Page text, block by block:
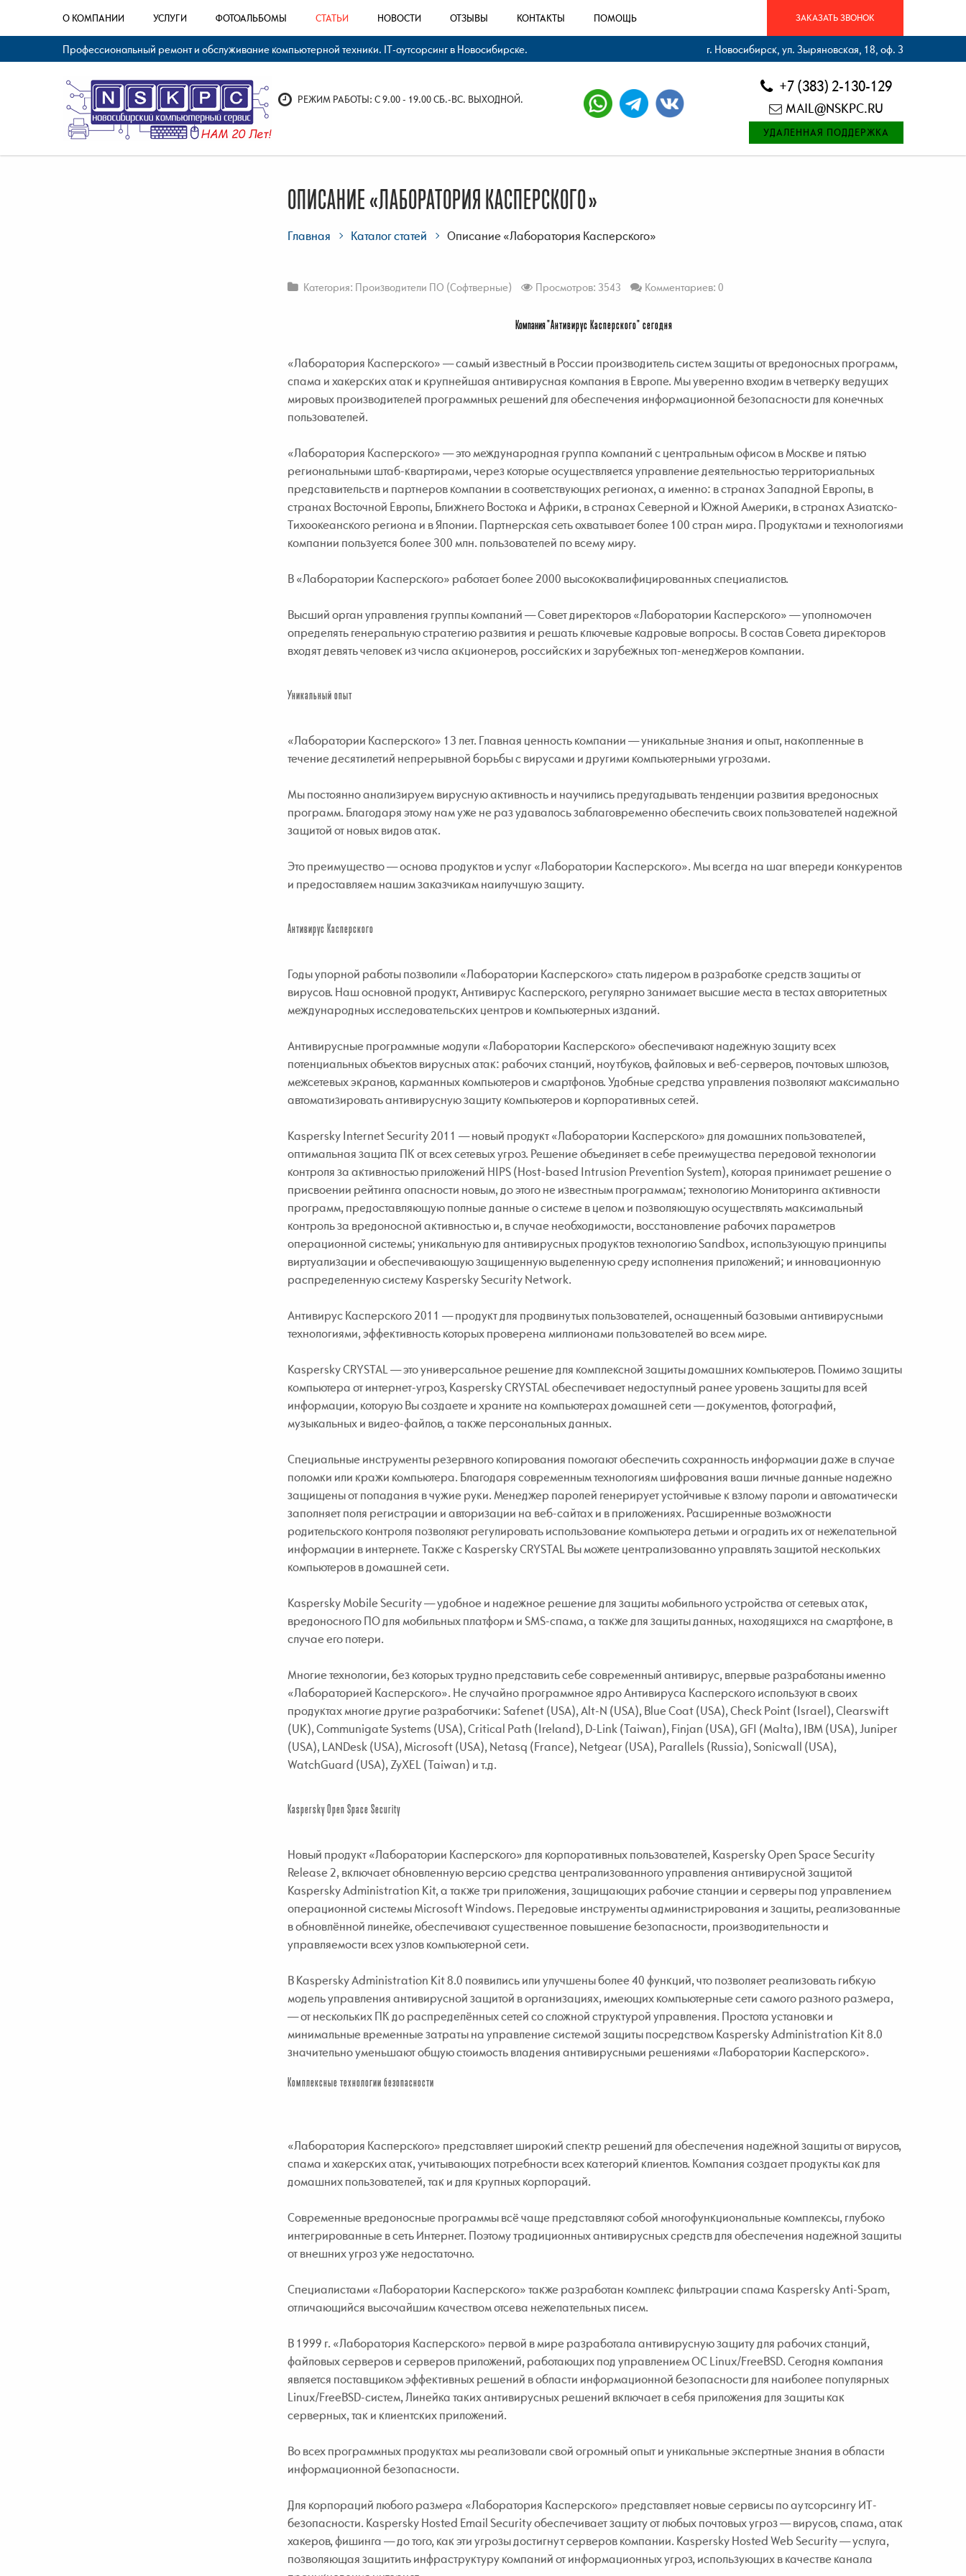
ЗАКАЗАТЬ ЗВОНОК
О КОМПАНИИ УСЛУГИ ФОТОАЛЬБОМЫ СТАТЬИ НОВОСТИ ОТЗЫВЫ КОНТАКТЫ ПОМОЩЬ
Профессиональный ремонт и обслуживание компьютерной техники. IT-аутсорсинг в Новосибирске. г. Новосибирск, ул. Зыряновская, 18, оф. 3
+7 (383) 2-130-129
MAIL@NSKPC.RU
УДАЛЕННАЯ ПОДДЕРЖКА
РЕЖИМ РАБОТЫ: С 9.00 - 19.00 СБ.-ВС. ВЫХОДНОЙ.
ОПИСАНИЕ «ЛАБОРАТОРИЯ КАСПЕРСКОГО»
Главная Каталог статей Описание «Лаборатория Касперского»
Категория: Производители ПО (Софтверные) Просмотров: 3543 Комментариев: 0
Компания"Антивирус Касперского" сегодня
«Лаборатория Касперского» — самый известный в России производитель систем защиты от вредоносных программ,
спама и хакерских атак и крупнейшая антивирусная компания в Европе. Мы уверенно входим в четверку ведущих
мировых производителей программных решений для обеспечения информационной безопасности для конечных
пользователей.
«Лаборатория Касперского» — это международная группа компаний с центральным офисом в Москве и пятью
региональными штаб-квартирами, через которые осуществляется управление деятельностью территориальных
представительств и партнеров компании в соответствующих регионах, а именно: в странах Западной Европы, в
странах Восточной Европы, Ближнего Востока и Африки, в странах Северной и Южной Америки, в странах Азиатско-
Тихоокеанского региона и в Японии. Партнерская сеть охватывает более 100 стран мира. Продуктами и технологиями
компании пользуется более 300 млн. пользователей по всему миру.
В «Лаборатории Касперского» работает более 2000 высококвалифицированных специалистов.
Высший орган управления группы компаний — Совет директоров «Лаборатории Касперского» — уполномочен
определять генеральную стратегию развития и решать ключевые кадровые вопросы. В состав Совета директоров
входят девять человек из числа акционеров, российских и зарубежных топ-менеджеров компании.
Уникальный опыт
«Лаборатории Касперского» 13 лет. Главная ценность компании — уникальные знания и опыт, накопленные в
течение десятилетий непрерывной борьбы с вирусами и другими компьютерными угрозами.
Мы постоянно анализируем вирусную активность и научились предугадывать тенденции развития вредоносных
программ. Благодаря этому нам уже не раз удавалось заблаговременно обеспечить своих пользователей надежной
защитой от новых видов атак.
Это преимущество — основа продуктов и услуг «Лаборатории Касперского». Мы всегда на шаг впереди конкурентов
и предоставляем нашим заказчикам наилучшую защиту.
Антивирус Касперского
Годы упорной работы позволили «Лаборатории Касперского» стать лидером в разработке средств защиты от
вирусов. Наш основной продукт, Антивирус Касперского, регулярно занимает высшие места в тестах авторитетных
международных исследовательских центров и компьютерных изданий.
Антивирусные программные модули «Лаборатории Касперского» обеспечивают надежную защиту всех
потенциальных объектов вирусных атак: рабочих станций, ноутбуков, файловых и веб-серверов, почтовых шлюзов,
межсетевых экранов, карманных компьютеров и смартфонов. Удобные средства управления позволяют максимально
автоматизировать антивирусную защиту компьютеров и корпоративных сетей.
Kaspersky Internet Security 2011 — новый продукт «Лаборатории Касперского» для домашних пользователей,
оптимальная защита ПК от всех сетевых угроз. Решение объединяет в себе преимущества передовой технологии
контроля за активностью приложений HIPS (Host-based Intrusion Prevention System), которая принимает решение о
присвоении рейтинга опасности новым, до этого не известным программам; технологию Мониторинга активности
программ, предоставляющую полные данные о системе в целом и позволяющую осуществлять максимальный
контроль за вредоносной активностью и, в случае необходимости, восстановление рабочих параметров
операционной системы; уникальную для антивирусных продуктов технологию Sandbox, использующую принципы
виртуализации и обеспечивающую защищенную выделенную среду исполнения приложений; и инновационную
распределенную систему Kaspersky Security Network.
Антивирус Касперского 2011 — продукт для продвинутых пользователей, оснащенный базовыми антивирусными
технологиями, эффективность которых проверена миллионами пользователей во всем мире.
Kaspersky CRYSTAL — это универсальное решение для комплексной защиты домашних компьютеров. Помимо защиты
компьютера от интернет-угроз, Kaspersky CRYSTAL обеспечивает недоступный ранее уровень защиты для всей
информации, которую Вы создаете и храните на компьютерах домашней сети — документов, фотографий,
музыкальных и видео-файлов, а также персональных данных.
Специальные инструменты резервного копирования помогают обеспечить сохранность информации даже в случае
поломки или кражи компьютера. Благодаря современным технологиям шифрования ваши личные данные надежно
защищены от попадания в чужие руки. Менеджер паролей генерирует устойчивые к взлому пароли и автоматически
заполняет поля регистрации и авторизации на веб-сайтах и в приложениях. Расширенные возможности
родительского контроля позволяют регулировать использование компьютера детьми и оградить их от нежелательной
информации в интернете. Также с Kaspersky CRYSTAL Вы можете централизованно управлять защитой нескольких
компьютеров в домашней сети.
Kaspersky Mobile Security — удобное и надежное решение для защиты мобильного устройства от сетевых атак,
вредоносного ПО для мобильных платформ и SMS-спама, а также для защиты данных, находящихся на смартфоне, в
случае его потери.
Многие технологии, без которых трудно представить себе современный антивирус, впервые разработаны именно
«Лабораторией Касперского». Не случайно программное ядро Антивируса Касперского используют в своих
продуктах многие другие разработчики: Safenet (USA), Alt-N (USA), Blue Coat (USA), Check Point (Israel), Clearswift
(UK), Communigate Systems (USA), Critical Path (Ireland), D-Link (Taiwan), Finjan (USA), GFI (Malta), IBM (USA), Juniper
(USA), LANDesk (USA), Microsoft (USA), Netasq (France), Netgear (USA), Parallels (Russia), Sonicwall (USA),
WatchGuard (USA), ZyXEL (Taiwan) и т.д.
Kaspersky Open Space Security
Новый продукт «Лаборатории Касперского» для корпоративных пользователей, Kaspersky Open Space Security
Release 2, включает обновленную версию средства централизованного управления антивирусной защитой
Kaspersky Administration Kit, а также три приложения, защищающих рабочие станции и серверы под управлением
операционной системы Microsoft Windows. Передовые инструменты администрирования и защиты, реализованные
в обновлённой линейке, обеспечивают существенное повышение безопасности, производительности и
управляемости всех узлов компьютерной сети.
В Kaspersky Administration Kit 8.0 появились или улучшены более 40 функций, что позволяет реализовать гибкую
модель управления антивирусной защитой в организациях, имеющих компьютерные сети самого разного размера,
— от нескольких ПК до распределённых сетей со сложной структурой управления. Простота установки и
минимальные временные затраты на управление системой защиты посредством Kaspersky Administration Kit 8.0
значительно уменьшают общую стоимость владения антивирусными решениями «Лаборатории Касперского».
Комплексные технологии безопасности
«Лаборатория Касперского» представляет широкий спектр решений для обеспечения надежной защиты от вирусов,
спама и хакерских атак, учитывающих потребности всех категорий клиентов. Компания создает продукты как для
домашних пользователей, так и для крупных корпораций.
Современные вредоносные программы всё чаще представляют собой многофункциональные комплексы, глубоко
интегрированные в сеть Интернет. Поэтому традиционных антивирусных средств для обеспечения надежной защиты
от внешних угроз уже недостаточно.
Специалистами «Лаборатории Касперского» также разработан комплекс фильтрации спама Kaspersky Anti-Spam,
отличающийся высочайшим качеством отсева нежелательных писем.
В 1999 г. «Лаборатория Касперского» первой в мире разработала антивирусную защиту для рабочих станций,
файловых серверов и серверов приложений, работающих под управлением ОС Linux/FreeBSD. Сегодня компания
является поставщиком эффективных решений в области информационной безопасности для наиболее популярных
Linux/FreeBSD-систем, Линейка таких антивирусных решений включает в себя приложения для защиты как
серверных, так и клиентских приложений.
Во всех программных продуктах мы реализовали свой огромный опыт и уникальные экспертные знания в области
информационной безопасности.
Для корпораций любого размера «Лаборатория Касперского» представляет новые сервисы по аутсорсингу ИТ-
безопасности. Kaspersky Hosted Email Security обеспечивает защиту от любых почтовых угроз — вирусов, спама, атак
хакеров, фишинга — до того, как эти угрозы достигнут серверов компании. Kaspersky Hosted Web Security — услуга,
позволяющая защитить инфраструктуру компаний от информационных угроз, использующих в качестве канала